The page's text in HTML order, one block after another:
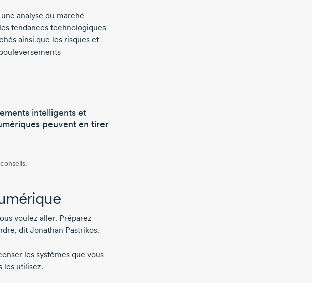
analyse du marché
tendances technologiques
ainsi que les risques et
intelligents et
peuvent en tirer
voulez aller. Préparez
dit Jonathan Pastrikos.
les systèmes que vous
les utilisez.